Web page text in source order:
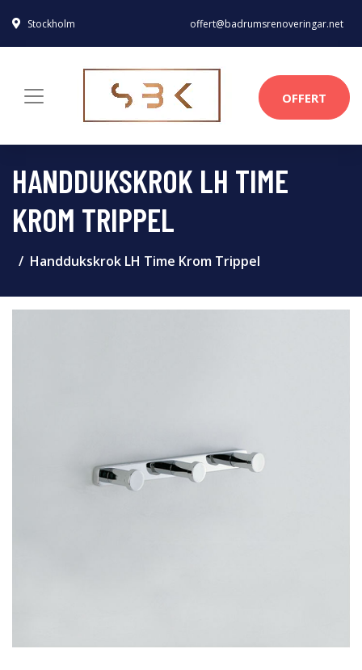
Stockholm offert@badrumsrenoveringar.net
OFFERT
HANDDUKSKROK LH TIME
KROM TRIPPEL
Handdukskrok LH Time Krom Trippel